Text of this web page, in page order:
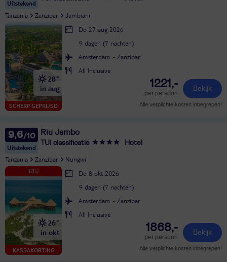
Uitstekend
Tanzania Zanzibar Jambiani
SCHERP GEPRIJSD
28°
in aug
Do 27 aug 2026
9 dagen (7 nachten)
Amsterdam - Zanzibar
All Inclusive
1221,-
per persoon
Bekijk
Alle verplichte kosten inbegrepen!
9,6
Uitstekend
Riu Jambo
TUI classificatie Hotel
Tanzania Zanzibar Nungwi
KASSAKORTING
26°
in okt
Do 8 okt 2026
9 dagen (7 nachten)
Amsterdam - Zanzibar
All Inclusive
1868,-
per persoon
Bekijk
Alle verplichte kosten inbegrepen!